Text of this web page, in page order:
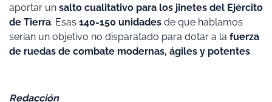
aportar un salto cualitativo para los jinetes del Ejército
de Tierra. Esas 140-150 unidades de que hablamos
serían un objetivo no disparatado para dotar a la fuerza
de ruedas de combate modernas, ágiles y potentes.
Redacción